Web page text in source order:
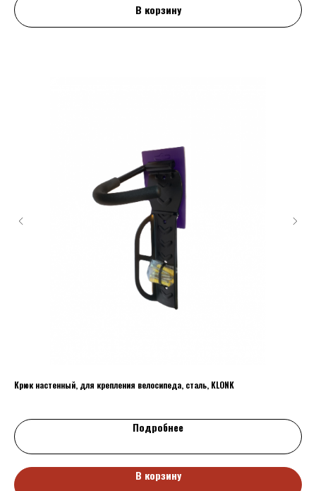
В корзину
Крюк настенный, для крепления велосипеда, сталь, KLONK
Подробнее
В корзину